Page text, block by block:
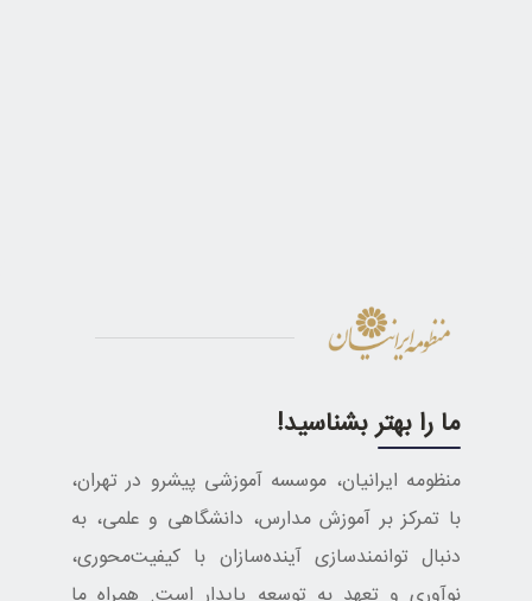
ما را بهتر بشناسید!
منظومه ایرانیان، موسسه آموزشی پیشرو در تهران،
با تمرکز بر آموزش مدارس، دانشگاهی و علمی، به
دنبال توانمندسازی آینده‌سازان با کیفیت‌محوری،